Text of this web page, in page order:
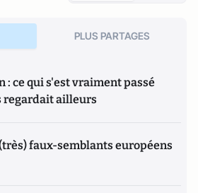
PLUS PARTAGES
: ce qui s'est vraiment passé
regardait ailleurs
faux-semblants européens